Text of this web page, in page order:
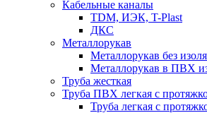
Кабельные каналы
TDM, ИЭК, T-Plast
ДКС
Металлорукав
Металлорукав без
Металлорукав в ПВХ
Труба жесткая
Труба ПВХ легкая с
Труба легкая с